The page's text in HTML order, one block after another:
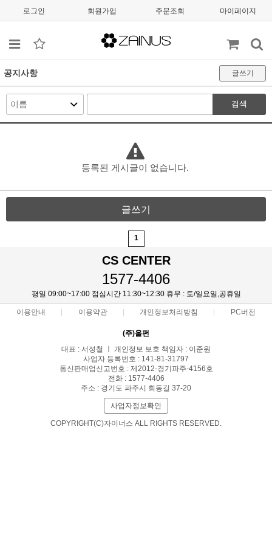
로그인 회원가입 주문조회 마이페이지
공지사항 글쓰기
검색
등록된 게시글이 없습니다.
글쓰기
1
CS CENTER
1577-4406
평일 09:00~17:00 점심시간 11:30~12:30 휴무 : 토/일요일,공휴일
이용안내 이용약관 개인정보처리방침 PC버전
(주)올펀
대표 : 서성철 ㅣ 개인정보 보호 책임자 : 이준원
사업자 등록번호 : 141-81-31797
통신판매업신고번호 : 제2012-경기파주-4156호
전화 : 1577-4406
주소 : 경기도 파주시 회동길 37-20
사업자정보확인
COPYRIGHT(C)자이너스 ALL RIGHTS RESERVED.